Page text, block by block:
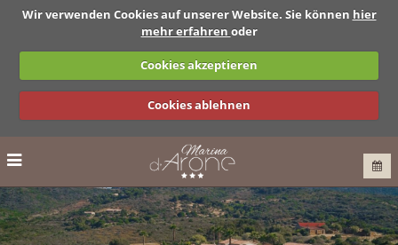
Wir verwenden Cookies auf unserer Website. Sie können hier
mehr erfahren oder
Cookies akzeptieren
Cookies ablehnen